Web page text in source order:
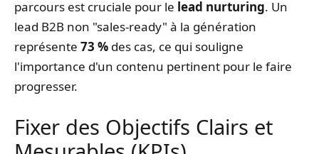
parcours est cruciale pour le lead nurturing. Un
lead B2B non "sales-ready" à la génération
représente 73 % des cas, ce qui souligne
l'importance d'un contenu pertinent pour le faire
progresser.
Fixer des Objectifs Clairs et